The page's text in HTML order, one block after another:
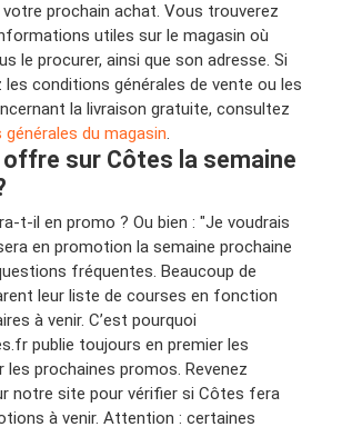
prochain achat. Vous trouverez
utiles sur le magasin où
le procurer, ainsi que son adresse. Si
les conditions générales de vente ou les
la livraison gratuite, consultez
du magasin.
sur Côtes la semaine
t-il en promo ? Ou bien : "Je voudrais
en promotion la semaine prochaine
fréquentes. Beaucoup de
leur liste de courses en fonction
à venir. C’est pourquoi
publie toujours en premier les
prochaines promos. Revenez
notre site pour vérifier si Côtes fera
à venir. Attention : certaines